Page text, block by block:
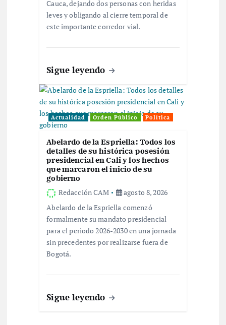
Cauca, dejando dos personas con heridas
leves y obligando al cierre temporal de
este importante corredor vial.
Sigue leyendo
Actualidad Orden Público Política
Abelardo de la Espriella: Todos los
detalles de su histórica posesión
presidencial en Cali y los hechos
que marcaron el inicio de su
gobierno
Redacción CAM
agosto 8, 2026
Abelardo de la Espriella comenzó
formalmente su mandato presidencial
para el periodo 2026-2030 en una jornada
sin precedentes por realizarse fuera de
Bogotá.
Sigue leyendo